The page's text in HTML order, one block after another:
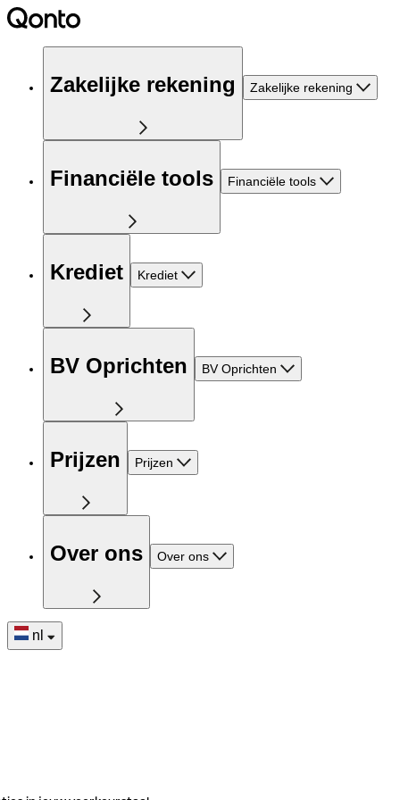
Zakelijke rekening Zakelijke rekening
Financiële tools Financiële tools
Krediet Krediet
BV Oprichten BV Oprichten
Prijzen Prijzen
Over ons Over ons
nl